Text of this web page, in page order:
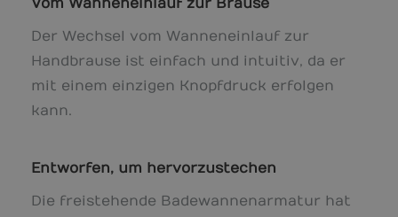
Vom Wanneneinlauf zur Brause
Der Wechsel vom Wanneneinlauf zur
Handbrause ist einfach und intuitiv, da er
mit einem einzigen Knopfdruck erfolgen
kann.
Entworfen, um hervorzustechen
Die freistehende Badewannenarmatur hat